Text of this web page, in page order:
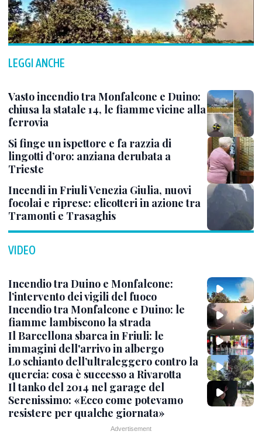
LEGGI ANCHE
Vasto incendio tra Monfalcone e Duino:
chiusa la statale 14, le fiamme vicine alla
ferrovia
Si finge un ispettore e fa razzia di
lingotti d’oro: anziana derubata a
Trieste
Incendi in Friuli Venezia Giulia, nuovi
focolai e riprese: elicotteri in azione tra
Tramonti e Trasaghis
VIDEO
Incendio tra Duino e Monfalcone:
l’intervento dei vigili del fuoco
Incendio tra Monfalcone e Duino: le
fiamme lambiscono la strada
Il Barcellona sbarca in Friuli: le
immagini dell'arrivo in albergo
Lo schianto dell’ultraleggero contro la
quercia: cosa è successo a Rivarotta
Il tanko del 2014 nel garage del
Serenissimo: «Ecco come potevamo
resistere per qualche giornata»